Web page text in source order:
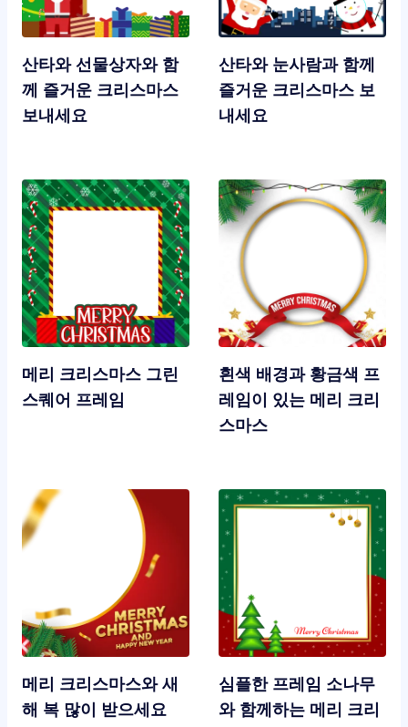
산타와 선물상자와 함
께 즐거운 크리스마스
보내세요
산타와 눈사람과 함께
즐거운 크리스마스 보
내세요
메리 크리스마스 그린
스퀘어 프레임
흰색 배경과 황금색 프
레임이 있는 메리 크리
스마스
메리 크리스마스와 새
해 복 많이 받으세요
심플한 프레임 소나무
와 함께하는 메리 크리